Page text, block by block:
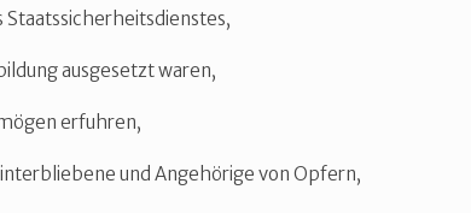
ausgesetzt waren,
erfuhren,
und Angehörige von Opfern,